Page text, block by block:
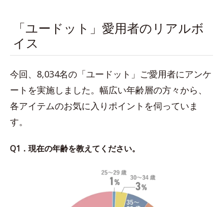
「ユードット」愛用者のリアルボ
イス
今回、8,034名の「ユードット」ご愛用者にアンケ
ートを実施しました。幅広い年齢層の方々から、
各アイテムのお気に入りポイントを伺っていま
す。
Q1．現在の年齢を教えてください。